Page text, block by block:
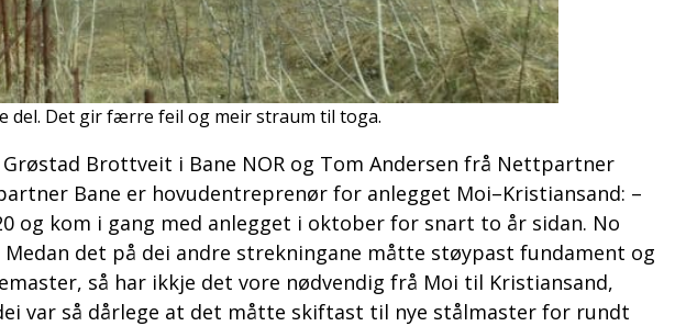
del. Det gir færre feil og meir straum til toga.
Brottveit i Bane NOR og Tom Andersen frå Nettpartner
Bane er hovudentreprenør for anlegget Moi–Kristiansand: –
og kom i gang med anlegget i oktober for snart to år sidan. No
det på dei andre strekningane måtte støypast fundament og
så har ikkje det vore nødvendig frå Moi til Kristiansand,
var så dårlege at det måtte skiftast til nye stålmaster for rundt